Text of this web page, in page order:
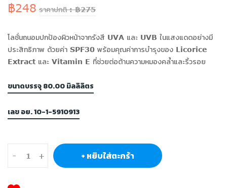
฿248 ราคาปกติ : ฿275
โลชั่นถนอมปกป้องผิวหน้าจากรังสี UVA และ UVB ในแสงแดดอย่างมี
ประสิทธิภาพ ด้วยค่า SPF30 พร้อมคุณค่าการบำรุงของ Licorice
Extract และ Vitamin E ที่ช่วยต่อต้านความหมองคล้ำและริ้วรอย
ขนาดบรรจุ 80.00 มิลลิลิตร
เลข อย. 10-1-5910913
- + + หยิบใส่ตะกร้า